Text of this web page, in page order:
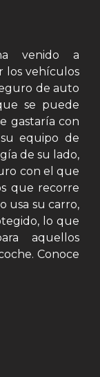
venido a
los vehículos
de auto
se puede
gastaría con
equipo de
de su lado,
con el que
que recorre
usa su carro,
lo que
aquellos
Conoce